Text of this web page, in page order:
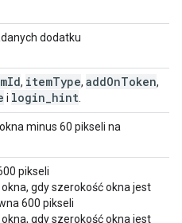
dodatku
Id, itemType, addOnToken,
i login hint
minus 60 pikseli na
pikseli
gdy szerokość okna jest
600 pikseli
gdy szerokość okna jest